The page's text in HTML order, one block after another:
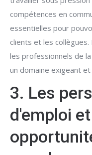
compétences en
essentielles pour
clients et les collègues.
les professionnels de
un domaine exigeant
3. Les
d'emploi